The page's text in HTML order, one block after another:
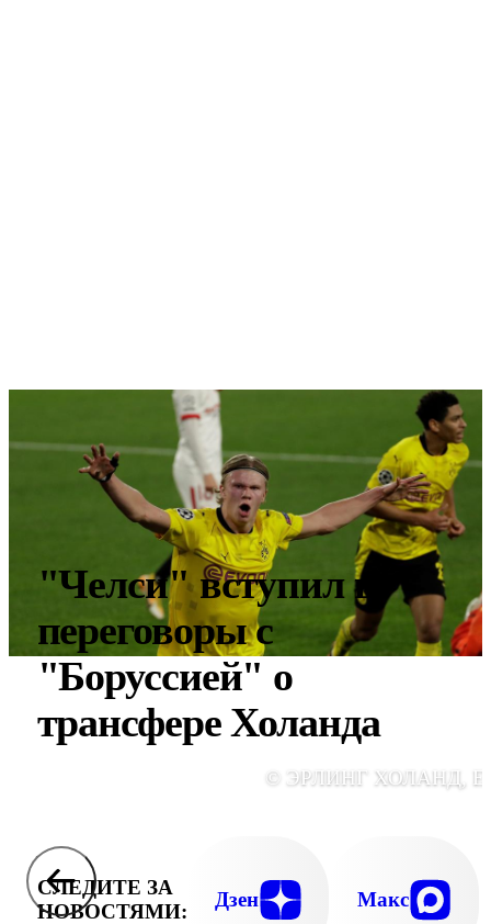
"Челси" вступил в
переговоры с
"Боруссией" о
трансфере Холанда
© ЭРЛИНГ ХОЛАНД,
СЛЕДИТЕ ЗА
НОВОСТЯМИ:
Дзен Макс